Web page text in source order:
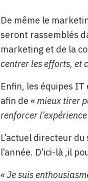
De même le
seront rassemblés
marketing et de la
centrer les efforts, et
Enfin, les équipes
afin de « mieux tirer
renforcer
L’actuel directeur
l’année. D’ici-là ,il
« Je suis